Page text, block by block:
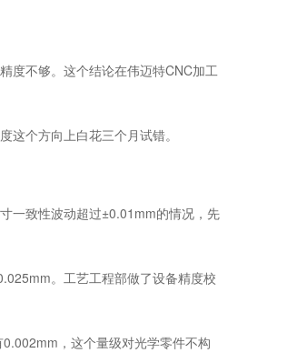
度不够。这个结论在伟迈特CNC加工
个方向上白花三个月试错。
一致性波动超过±0.01mm的情况，先
。工艺工程部做了设备精度校
，这个量级对光学零件不构